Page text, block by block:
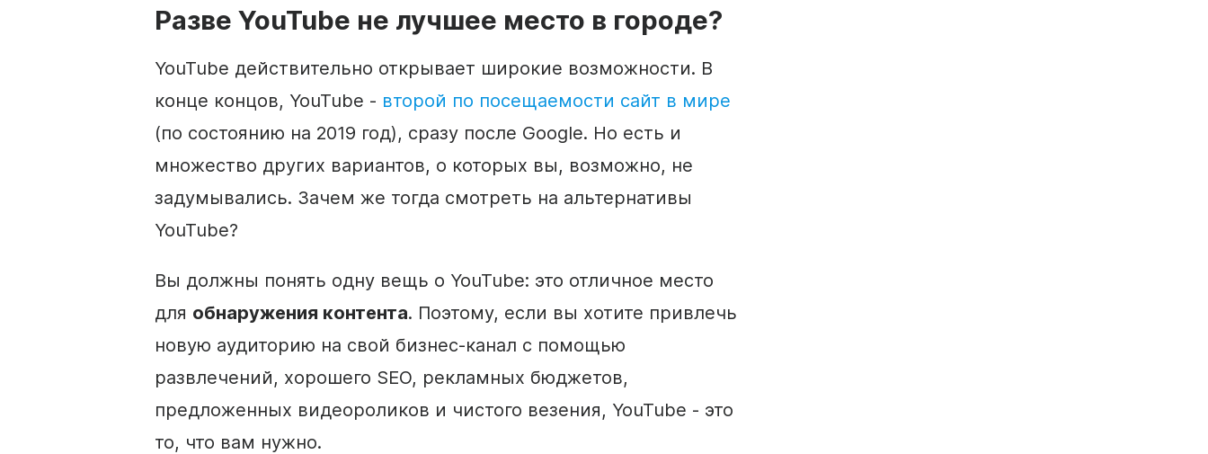
Разве YouTube не лучшее место в городе?
YouTube действительно открывает широкие возможности. В
конце концов, YouTube - второй по посещаемости сайт в мире
(по состоянию на 2019 год), сразу после Google. Но есть и
множество других вариантов, о которых вы, возможно, не
задумывались. Зачем же тогда смотреть на альтернативы
YouTube?
Вы должны понять одну вещь о YouTube: это отличное место
для обнаружения контента. Поэтому, если вы хотите привлечь
новую аудиторию на свой бизнес-канал с помощью
развлечений, хорошего SEO, рекламных бюджетов,
предложенных видеороликов и чистого везения, YouTube - это
то, что вам нужно.